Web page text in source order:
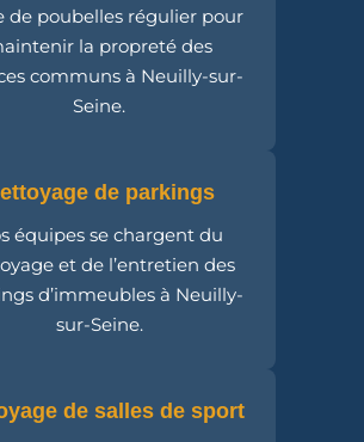
de poubelles régulier pour
la propreté des
communs à Neuilly-sur-
Seine.
de parkings
équipes se chargent du
et de l’entretien des
d’immeubles à Neuilly-
sur-Seine.
de salles de sport